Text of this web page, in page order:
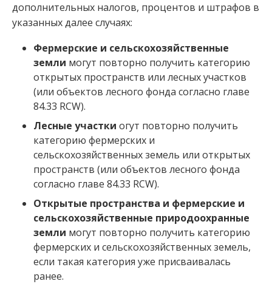
дополнительных налогов, процентов и штрафов в
указанных далее случаях:
Фермерские и сельскохозяйственные
земли могут повторно получить категорию
открытых пространств или лесных участков
(или объектов лесного фонда согласно главе
84.33 RCW).
Лесные участки огут повторно получить
категорию фермерских и
сельскохозяйственных земель или открытых
пространств (или объектов лесного фонда
согласно главе 84.33 RCW).
Открытые пространства и фермерские и
сельскохозяйственные природоохранные
земли могут повторно получить категорию
фермерских и сельскохозяйственных земель,
если такая категория уже присваивалась
ранее.